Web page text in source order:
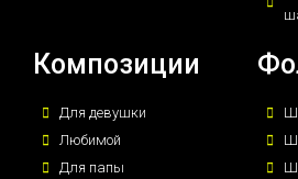
Композиции
Для девушки
Любимой
Для папы